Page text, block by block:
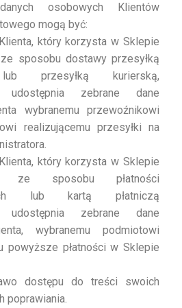
osobowych Klientów
mogą być:
który korzysta w Sklepie
sposobu dostawy przesyłką
przesyłką kurierską,
udostępnia zebrane dane
wybranemu przewoźnikowi
realizującemu przesyłki na
który korzysta w Sklepie
ze sposobu płatności
lub kartą płatniczą
udostępnia zebrane dane
wybranemu podmiotowi
powyższe płatności w Sklepie
dostępu do treści swoich
poprawiania.